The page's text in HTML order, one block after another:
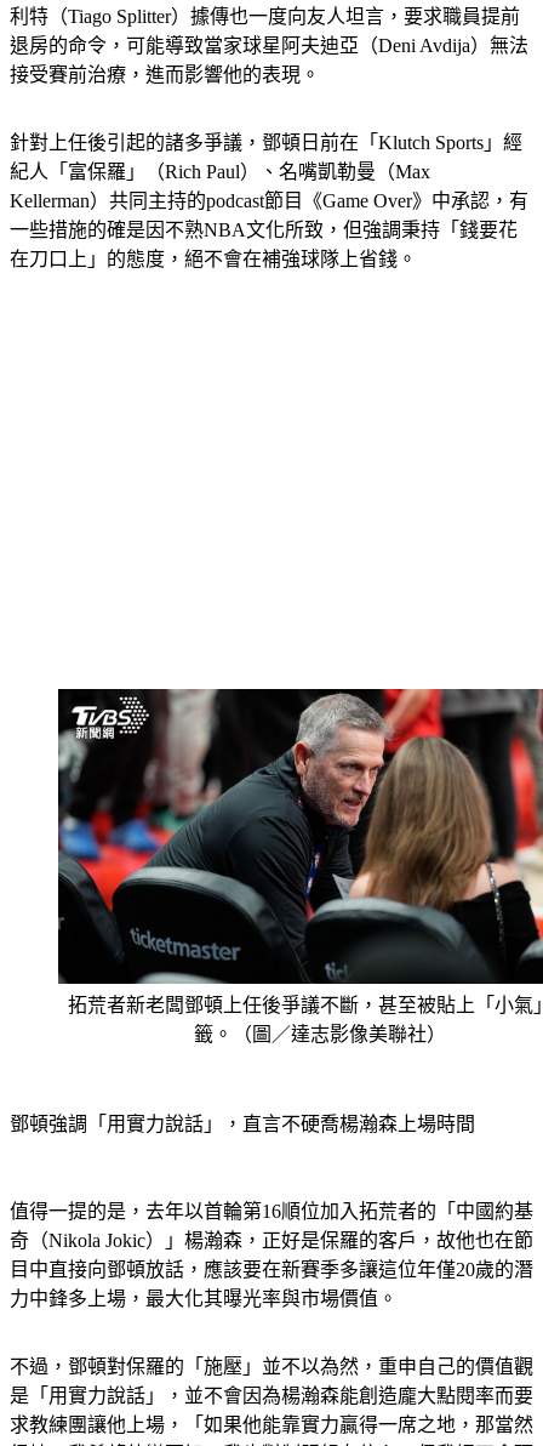
利特（Tiago Splitter）據傳也一度向友人坦言，要求職員提前
退房的命令，可能導致當家球星阿夫迪亞（Deni Avdija）無法
接受賽前治療，進而影響他的表現。
針對上任後引起的諸多爭議，鄧頓日前在「Klutch Sports」經
紀人「富保羅」（Rich Paul）、名嘴凱勒曼（Max
Kellerman）共同主持的podcast節目《Game Over》中承認，有
一些措施的確是因不熟NBA文化所致，但強調秉持「錢要花
在刀口上」的態度，絕不會在補強球隊上省錢。
拓荒者新老闆鄧頓上任後爭議不斷，甚至被貼上「小氣
籤。（圖／達志影像美聯社）
鄧頓強調「用實力說話」，直言不硬喬楊瀚森上場時間
值得一提的是，去年以首輪第16順位加入拓荒者的「中國約基
奇（Nikola Jokic）」楊瀚森，正好是保羅的客戶，故他也在節
目中直接向鄧頓放話，應該要在新賽季多讓這位年僅20歲的潛
力中鋒多上場，最大化其曝光率與市場價值。
不過，鄧頓對保羅的「施壓」並不以為然，重申自己的價值觀
是「用實力說話」，並不會因為楊瀚森能創造龐大點閱率而要
求教練團讓他上場，「如果他能靠實力贏得一席之地，那當然